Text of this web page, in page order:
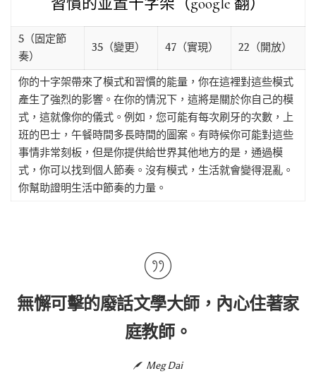
5（固定節
奏）
35（變更） 47（實現） 22（開放）
你的十字架帶來了模式和習慣的能量，你在這裡對這些模式
產生了強烈的影響。在你的情況下，這將是關於你自己的模
式，這就像你的儀式。例如，您可能有每次刷牙的次數，上
班的巴士，午餐時間多長時間的圖案。有時候你可能對這些
事情非常刻板，但是你提供給世界其他地方的是，通過模
式，你可以找到個人節奏。沒有模式，生活就會變得混亂。
你幫助證明生活中節奏的力量。
無懈可擊的廢話文學大師，內心住著家
庭教師。
Meg Dai